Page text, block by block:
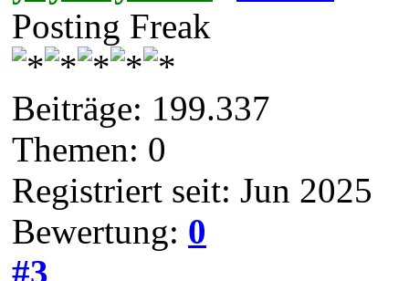
Posting Freak
Beiträge: 199.337
Themen: 0
Registriert seit: Jun 2025
Bewertung: 0
#3